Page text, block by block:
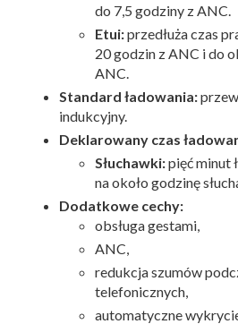
do 7,5 godziny z ANC.
Etui:przedłuża czas
20 godzin z ANC i do
ANC.
Standard ładowania:
indukcyjny.
Deklarowany czas
Słuchawki:pięć minut
na około godzinę
Dodatkowe cechy:
obsługa gestami,
ANC,
redukcja szumów
telefonicznych,
automatyczne